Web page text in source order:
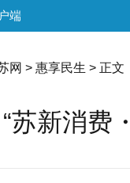
端
网 > 惠享民生 > 正文
苏新消费